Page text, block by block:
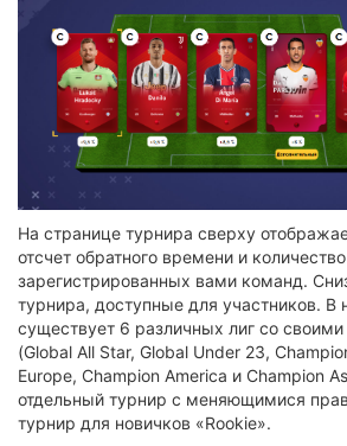
На странице турнира сверху
отсчет обратного времени и количество
зарегистрированных вами команд.
турнира, доступные для участников. В
существует 6 различных лиг со
(Global All Star, Global Under 23,
Europe, Champion America и Champion
отдельный турнир с меняющимися
турнир для новичков «Rookie».